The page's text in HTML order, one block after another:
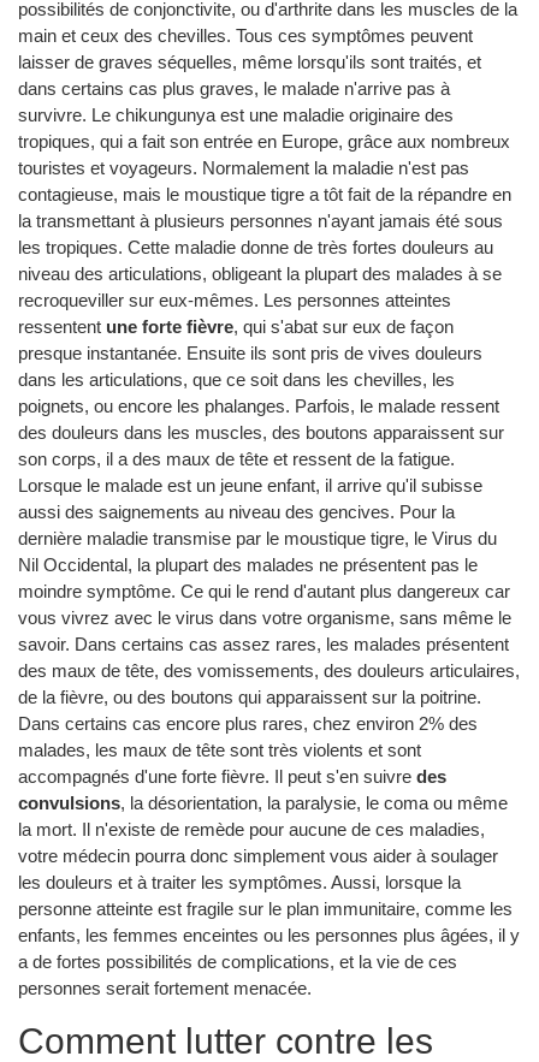
possibilités de conjonctivite, ou d'arthrite dans les muscles de la
main et ceux des chevilles. Tous ces symptômes peuvent
laisser de graves séquelles, même lorsqu'ils sont traités, et
dans certains cas plus graves, le malade n'arrive pas à
survivre. Le chikungunya est une maladie originaire des
tropiques, qui a fait son entrée en Europe, grâce aux nombreux
touristes et voyageurs. Normalement la maladie n'est pas
contagieuse, mais le moustique tigre a tôt fait de la répandre en
la transmettant à plusieurs personnes n'ayant jamais été sous
les tropiques. Cette maladie donne de très fortes douleurs au
niveau des articulations, obligeant la plupart des malades à se
recroqueviller sur eux-mêmes. Les personnes atteintes
ressentent une forte fièvre, qui s'abat sur eux de façon
presque instantanée. Ensuite ils sont pris de vives douleurs
dans les articulations, que ce soit dans les chevilles, les
poignets, ou encore les phalanges. Parfois, le malade ressent
des douleurs dans les muscles, des boutons apparaissent sur
son corps, il a des maux de tête et ressent de la fatigue.
Lorsque le malade est un jeune enfant, il arrive qu'il subisse
aussi des saignements au niveau des gencives. Pour la
dernière maladie transmise par le moustique tigre, le Virus du
Nil Occidental, la plupart des malades ne présentent pas le
moindre symptôme. Ce qui le rend d'autant plus dangereux car
vous vivrez avec le virus dans votre organisme, sans même le
savoir. Dans certains cas assez rares, les malades présentent
des maux de tête, des vomissements, des douleurs articulaires,
de la fièvre, ou des boutons qui apparaissent sur la poitrine.
Dans certains cas encore plus rares, chez environ 2% des
malades, les maux de tête sont très violents et sont
accompagnés d'une forte fièvre. Il peut s'en suivre des
convulsions, la désorientation, la paralysie, le coma ou même
la mort. Il n'existe de remède pour aucune de ces maladies,
votre médecin pourra donc simplement vous aider à soulager
les douleurs et à traiter les symptômes. Aussi, lorsque la
personne atteinte est fragile sur le plan immunitaire, comme les
enfants, les femmes enceintes ou les personnes plus âgées, il y
a de fortes possibilités de complications, et la vie de ces
personnes serait fortement menacée.
Comment lutter contre les